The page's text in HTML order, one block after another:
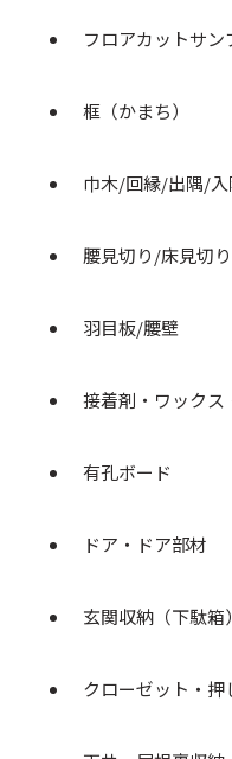
フロアカットサン
框（かまち）
巾木/回縁/出隅/
腰見切り/床見切り
羽目板/腰壁
接着剤・ワックス
有孔ボード
ドア・ドア部材
玄関収納（下駄箱）
クローゼット・押